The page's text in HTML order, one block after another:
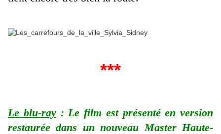
***
Le blu-ray: Le film est présenté en version
restaurée dans un nouveau Master Haute-